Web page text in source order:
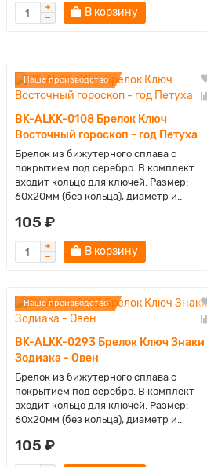
В корзину
Наше производство
BK-ALKK-0108 Брелок Ключ
Восточный гороскоп - год Петуха
Брелок из бижутерного сплава с
покрытием под серебро. В комплект
входит кольцо для ключей. Размер:
60х20мм (без кольца), диаметр и..
105 ₽
В корзину
Наше производство
BK-ALKK-0293 Брелок Ключ Знаки
Зодиака - Овен
Брелок из бижутерного сплава с
покрытием под серебро. В комплект
входит кольцо для ключей. Размер:
60х20мм (без кольца), диаметр и..
105 ₽